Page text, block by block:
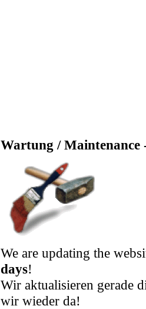
Wartung / Maintenance
We are updating the
days!
Wir aktualisieren gerade
wir wieder da!